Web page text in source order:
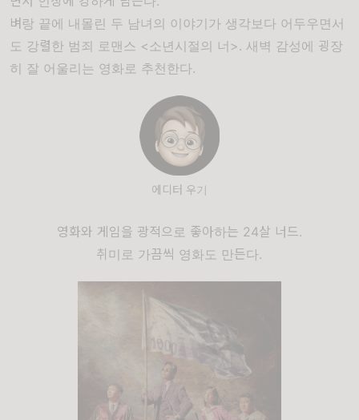
벼랑 끝에 내몰린 두 남녀의 이야기가 생각보다 어두우면서
도 강렬한 범죄 로맨스 <소년시절의 너>. 새벽 감성에 굉장
히 잘 어울리는 영화로 추천한다.
에디터 우기
영화와 게임을 광적으로 좋아하는 24살 너드.
취미로 가끔씩 영화도 만든다.